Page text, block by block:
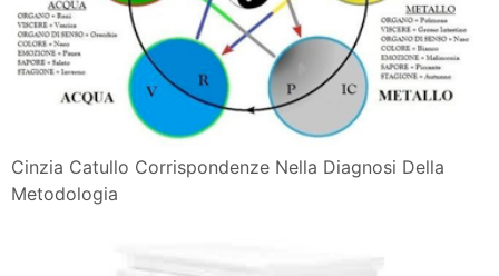
Cinzia Catullo Corrispondenze Nella Diagnosi Della
Metodologia